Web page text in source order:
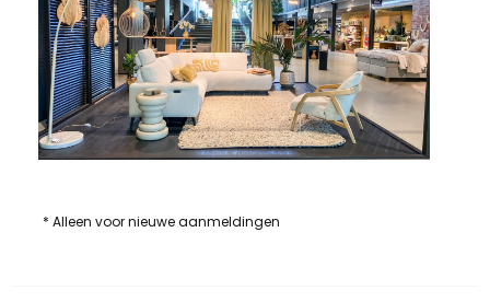
* Alleen voor nieuwe aanmeldingen